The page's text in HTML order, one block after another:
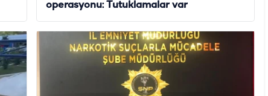
operasyonu: Tutuklamalar var